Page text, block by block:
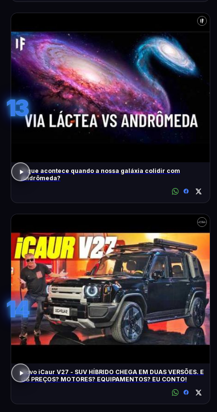
13
O que acontece quando a nossa galáxia colidir com
Andrômeda?
14
Novo iCaur V27 - SUV HÍBRIDO CHEGA EM DUAS VERSÕES. E
OS PREÇOS? MOTORES? EQUIPAMENTOS? EU CONTO!